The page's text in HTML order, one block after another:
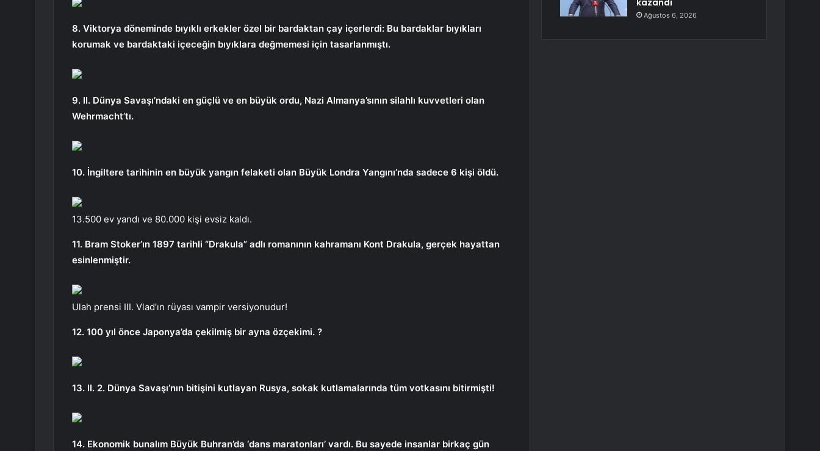
8. Viktorya döneminde bıyıklı erkekler özel bir bardaktan çay içerlerdi: Bu bardaklar bıyıkları
korumak ve bardaktaki içeceğin bıyıklara değmemesi için tasarlanmıştı.
9. II. Dünya Savaşı’ndaki en güçlü ve en büyük ordu, Nazi Almanya’sının silahlı kuvvetleri olan
Wehrmacht’tı.
10. İngiltere tarihinin en büyük yangın felaketi olan Büyük Londra Yangını’nda sadece 6 kişi öldü.
13.500 ev yandı ve 80.000 kişi evsiz kaldı.
11. Bram Stoker’ın 1897 tarihli “Drakula” adlı romanının kahramanı Kont Drakula, gerçek hayattan
esinlenmiştir.
Ulah prensi III. Vlad’ın rüyası vampir versiyonudur!
12. 100 yıl önce Japonya’da çekilmiş bir ayna özçekimi. ?
13. II. 2. Dünya Savaşı’nın bitişini kutlayan Rusya, sokak kutlamalarında tüm votkasını bitirmişti!
14. Ekonomik bunalım Büyük Buhran’da ‘dans maratonları’ vardı. Bu sayede insanlar birkaç gün
kazandı
Ağustos 6, 2026